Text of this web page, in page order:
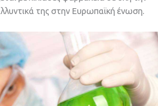
της στην Ευρωπαϊκή ένωση.